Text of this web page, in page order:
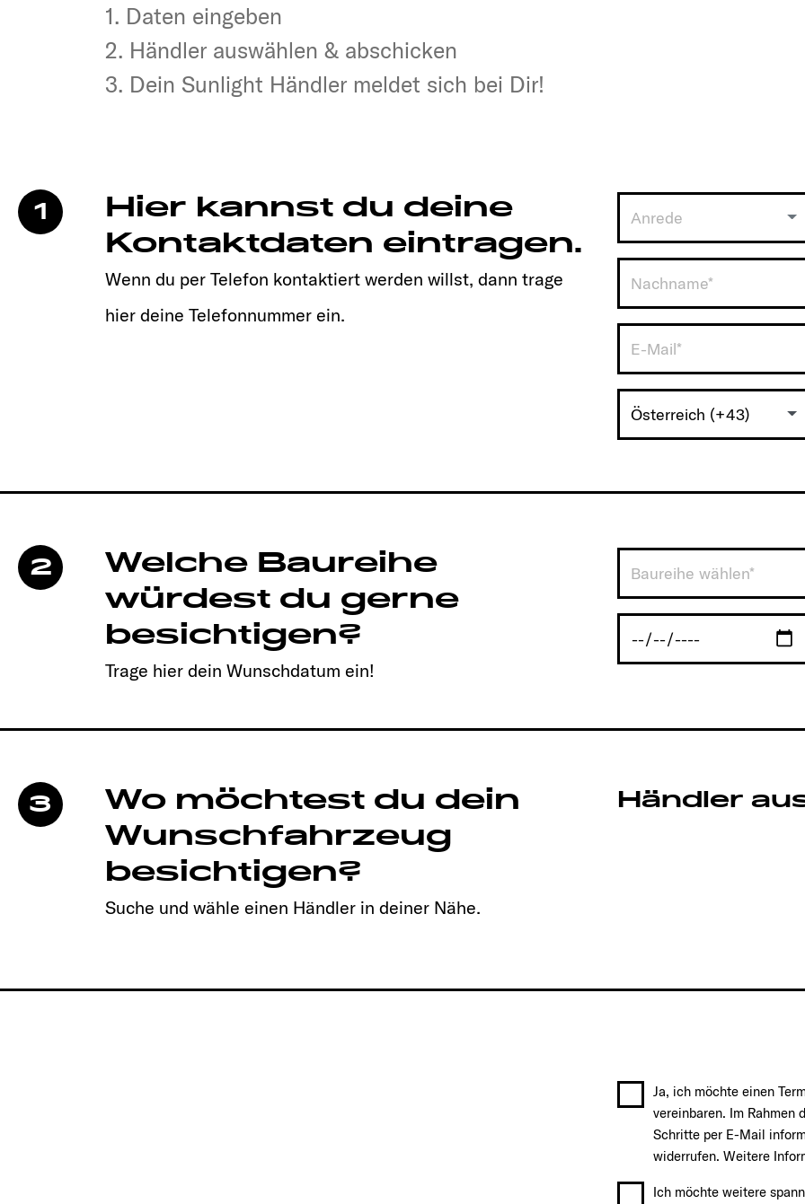
1. Daten eingeben
2. Händler auswählen & abschicken
3. Dein Sunlight Händler meldet sich bei Dir!
1. Daten eingeben
2. Händler auswählen & abschicken
3. Dein Sunlight Händler meldet sich bei Dir!
1
Hier kannst du deine
Kontaktdaten eintragen.
Wenn du per Telefon kontaktiert werden willst, dann trage
hier deine Telefonnummer ein.
Anrede
Österreich (+43)
2
Welche Baureihe
würdest du gerne
besichtigen?
Trage hier dein Wunschdatum ein!
Baureihe wählen*
3
Wo möchtest du dein
Wunschfahrzeug
besichtigen?
Suche und wähle einen Händler in deiner Nähe.
Händler
Ja, ich möchte einen
vereinbaren. Im Rahmen
Schritte per E-Mail
widerrufen. Weitere
Ich möchte weitere